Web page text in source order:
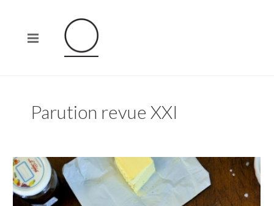
Parution revue XXI